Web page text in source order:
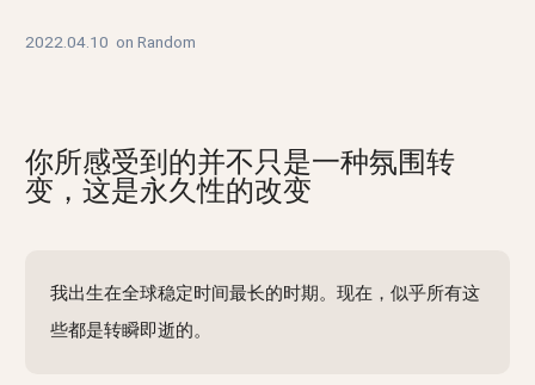
2022.04.10 on Random
你所感受到的并不只是一种氛围转
变，这是永久性的改变
我出生在全球稳定时间最长的时期。现在，似乎所有这
些都是转瞬即逝的。